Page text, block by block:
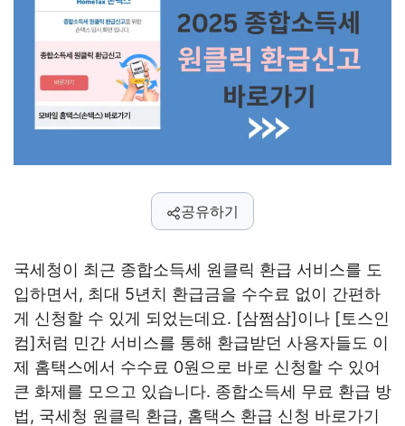
공유하기
국세청이 최근 종합소득세 원클릭 환급 서비스를 도
입하면서, 최대 5년치 환급금을 수수료 없이 간편하
게 신청할 수 있게 되었는데요. [삼쩜삼]이나 [토스인
컴]처럼 민간 서비스를 통해 환급받던 사용자들도 이
제 홈택스에서 수수료 0원으로 바로 신청할 수 있어
큰 화제를 모으고 있습니다. 종합소득세 무료 환급 방
법, 국세청 원클릭 환급, 홈택스 환급 신청 바로가기